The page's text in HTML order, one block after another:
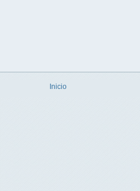
Inicio